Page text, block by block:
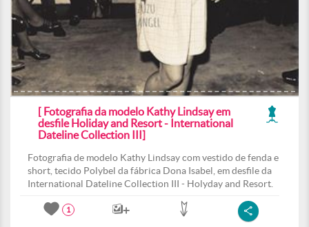
[ Fotografia da modelo Kathy Lindsay em
desfile Holiday and Resort - International
Dateline Collection III]
Fotografia de modelo Kathy Lindsay com vestido de fenda e
short, tecido Polybel da fábrica Dona Isabel, em desfile da
International Dateline Collection III - Holyday and Resort.
1